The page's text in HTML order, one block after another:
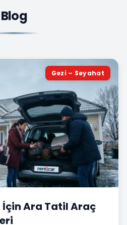
Blog
Gezi – Seyahat
Ara Tatil Araç